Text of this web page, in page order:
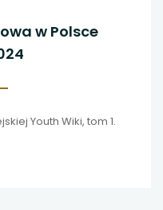
w Polsce
Youth Wiki, tom 1.